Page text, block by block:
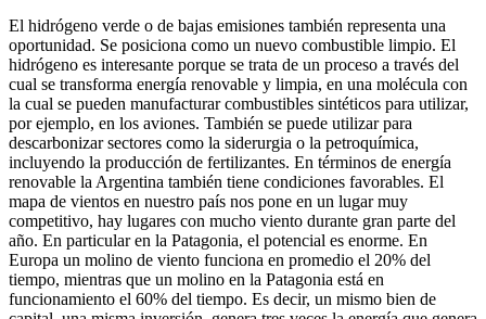
El hidrógeno verde o de bajas emisiones también representa una
oportunidad. Se posiciona como un nuevo combustible limpio. El
hidrógeno es interesante porque se trata de un proceso a través del
cual se transforma energía renovable y limpia, en una molécula con
la cual se pueden manufacturar combustibles sintéticos para utilizar,
por ejemplo, en los aviones. También se puede utilizar para
descarbonizar sectores como la siderurgia o la petroquímica,
incluyendo la producción de fertilizantes. En términos de energía
renovable la Argentina también tiene condiciones favorables. El
mapa de vientos en nuestro país nos pone en un lugar muy
competitivo, hay lugares con mucho viento durante gran parte del
año. En particular en la Patagonia, el potencial es enorme. En
Europa un molino de viento funciona en promedio el 20% del
tiempo, mientras que un molino en la Patagonia está en
funcionamiento el 60% del tiempo. Es decir, un mismo bien de